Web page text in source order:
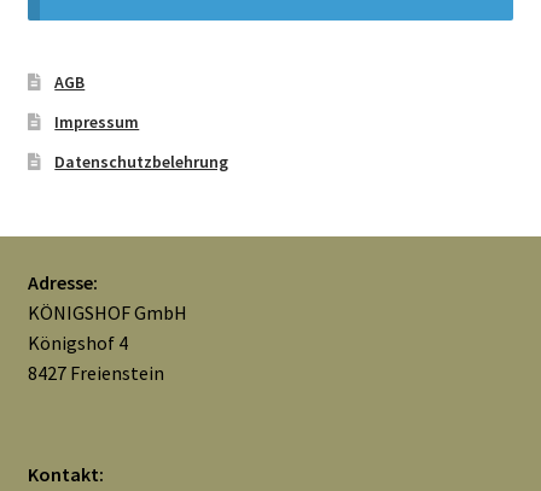
Ladies-Night
Mein Konto
AGB
Impressum
Datenschutzbelehrung
Adresse:
KÖNIGSHOF GmbH
Königshof 4
8427 Freienstein
Kontakt: